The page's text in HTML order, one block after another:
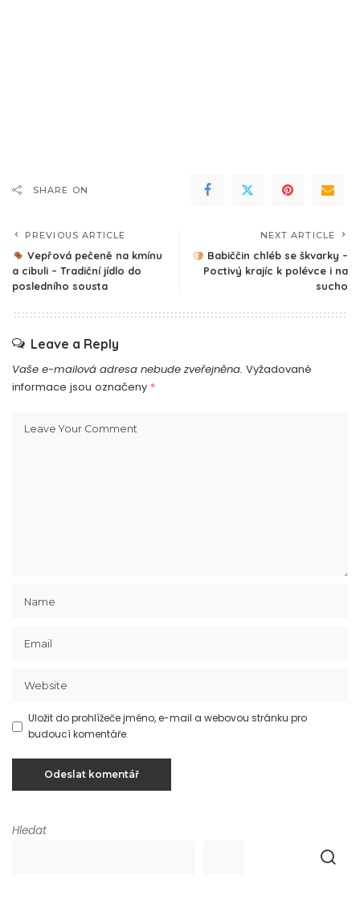
SHARE ON
PREVIOUS ARTICLE
Vepřová pečeně na kmínu
a cibuli – Tradiční jídlo do
posledního sousta
NEXT ARTICLE
Babiččin chléb se škvarky –
Poctivý krajíc k polévce i na
sucho
Leave a Reply
Vaše e-mailová adresa nebude zveřejněna. Vyžadované
informace jsou označeny *
Uložit do prohlížeče jméno, e-mail a webovou stránku pro
budoucí komentáře.
Hledat